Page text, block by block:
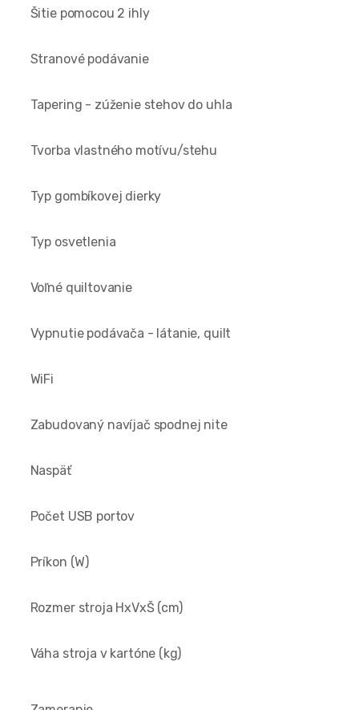
Šitie pomocou 2 ihly
Stranové podávanie
Tapering - zúženie stehov do uhla
Tvorba vlastného motívu/stehu
Typ gombíkovej dierky
Typ osvetlenia
Voľné quiltovanie
Vypnutie podávača - látanie, quilt
WiFi
Zabudovaný navíjač spodnej nite
Naspäť
Počet USB portov
Príkon (W)
Rozmer stroja HxVxŠ (cm)
Váha stroja v kartóne (kg)